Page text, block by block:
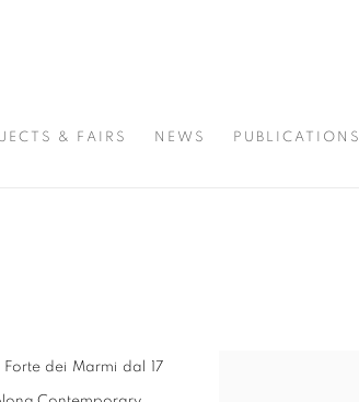
& FAIRS NEWS PUBLICATIONS
dei Marmi dal 17